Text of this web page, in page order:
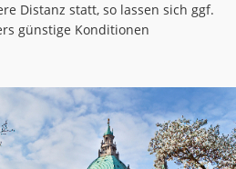
Distanz statt, so lassen sich ggf.
günstige Konditionen